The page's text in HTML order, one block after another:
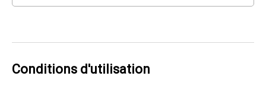
Conditions d'utilisation